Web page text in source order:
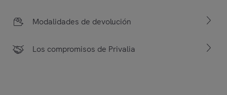
Modalidades de devolución
Los compromisos de Privalia